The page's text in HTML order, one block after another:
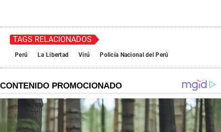
TAGS RELACIONADOS
Perú La Libertad Virú Policía Nacional del Perú